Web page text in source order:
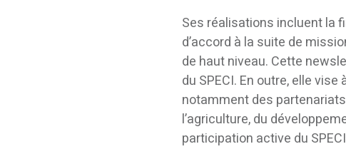
Ses réalisations incluent la
d’accord à la suite de
de haut niveau. Cette
du SPECI. En outre, elle
notamment des
l’agriculture, du
participation active du